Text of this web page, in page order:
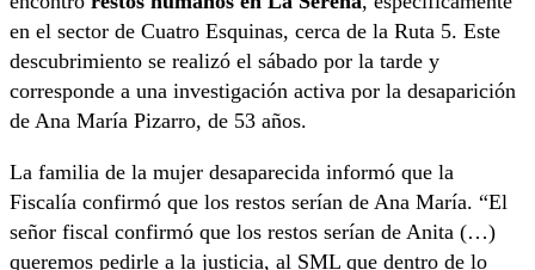
en el sector de Cuatro Esquinas, cerca de la Ruta 5. Este
descubrimiento se realizó el sábado por la tarde y
corresponde a una investigación activa por la desaparición
de Ana María Pizarro, de 53 años.
La familia de la mujer desaparecida informó que la
Fiscalía confirmó que los restos serían de Ana María. “El
señor fiscal confirmó que los restos serían de Anita (…)
queremos pedirle a la justicia, al SML que dentro de lo